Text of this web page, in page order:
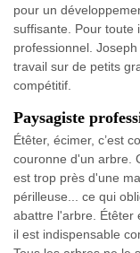
pour un
suffisante. Pour toute
professionnel.
travail sur de petits
compétitif.
Paysagiste
Étêter, écimer, c’est
couronne d'un arbre.
est trop près d'une
périlleuse... ce qui
abattre l'arbre. Étêter
il est indispensable